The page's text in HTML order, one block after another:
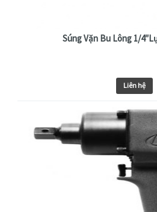
Súng Vặn Bu Lông 1/
Liên hệ